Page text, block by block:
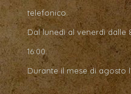
telefonico.
Dal lunedì al venerdì dalle
16:00.
Durante il mese di agosto